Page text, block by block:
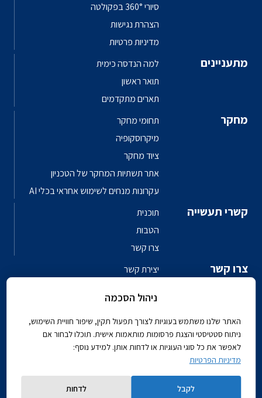
סיורי 360° בפקולטה
הצהרת נגישות
מדיניות פרטיות
מתעניינים
למה הנדסה כימית
תואר ראשון
תארים מתקדמים
מחקר
תחומי מחקר
מיקרוסקופיה
ציוד מחקר
אתר תשתיות המחקר של הטכניון
עקרונות מנחים לשימוש אחראי בכלי AI
קשרי תעשייה
תוכנית
הטבות
צרו קשר
צרו קשר
יצירת קשר
ספר טלפונים פקולטי
ניהול הסכמה
האתר שלנו משתמש בעוגיות לצורך תפעול תקין, שיפור חוויית השימוש,
ניתוח סטטיסטי והצגת פרסומות מותאמות אישית. תוכלו לבחור אם
לאפשר את כל סוגי העוגיות או לדחות אותן. למידע נוסף:
מדיניות הפרטיות
לקבל לדחות